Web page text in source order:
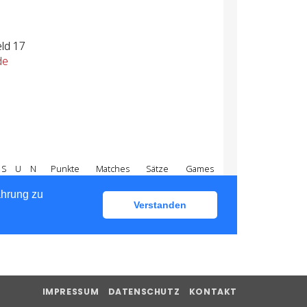
IMPRESSUM DATENSCHUTZ KONTAKT